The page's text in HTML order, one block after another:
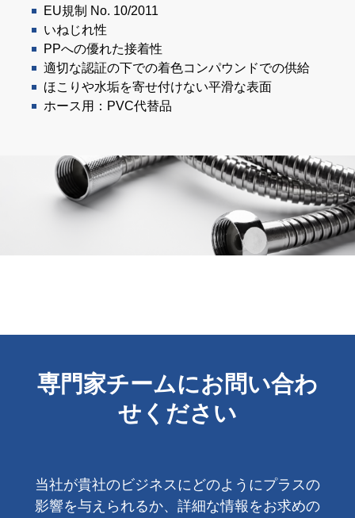
EU規制 No. 10/2011
いねじれ性
PPへの優れた接着性
適切な認証の下での着色コンパウンドでの供給
ほこりや水垢を寄せ付けない平滑な表面
ホース用：PVC代替品
専門家チームにお問い合わ
せください
当社が貴社のビジネスにどのようにプラスの
影響を与えられるか、詳細な情報をお求めの